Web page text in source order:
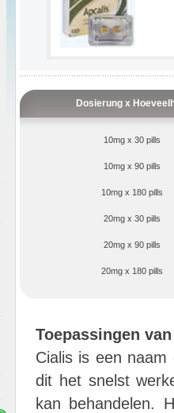
Dosierung x
10mg x 30 pills
10mg x 90 pills
10mg x 180 pills
20mg x 30 pills
20mg x 90 pills
20mg x 180 pills
Toepassingen
Cialis is een
dit het snelst
kan behandelen.